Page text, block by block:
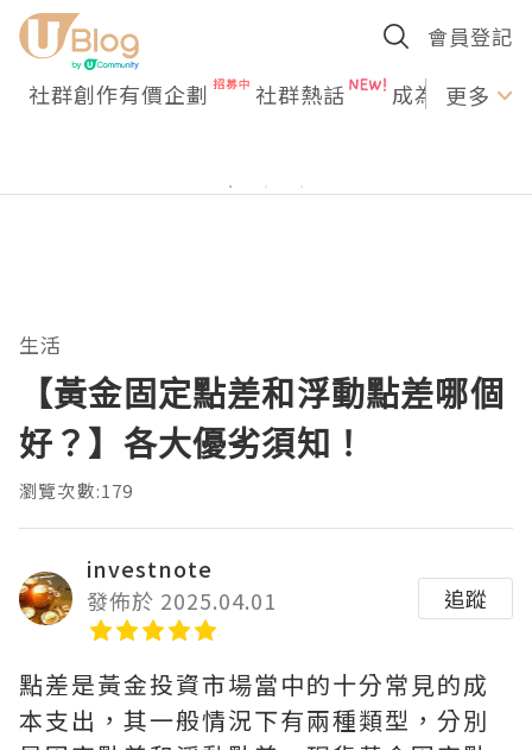
會員登記
社群創作有價企劃 社群熱話 成為U更多
生活
【黃金固定點差和浮動點差哪個
好？】各大優劣須知！
瀏覽次數:179
investnote
發佈於 2025.04.01
追蹤
點差是黃金投資市場當中的十分常見的成
本支出，其一般情況下有兩種類型，分別